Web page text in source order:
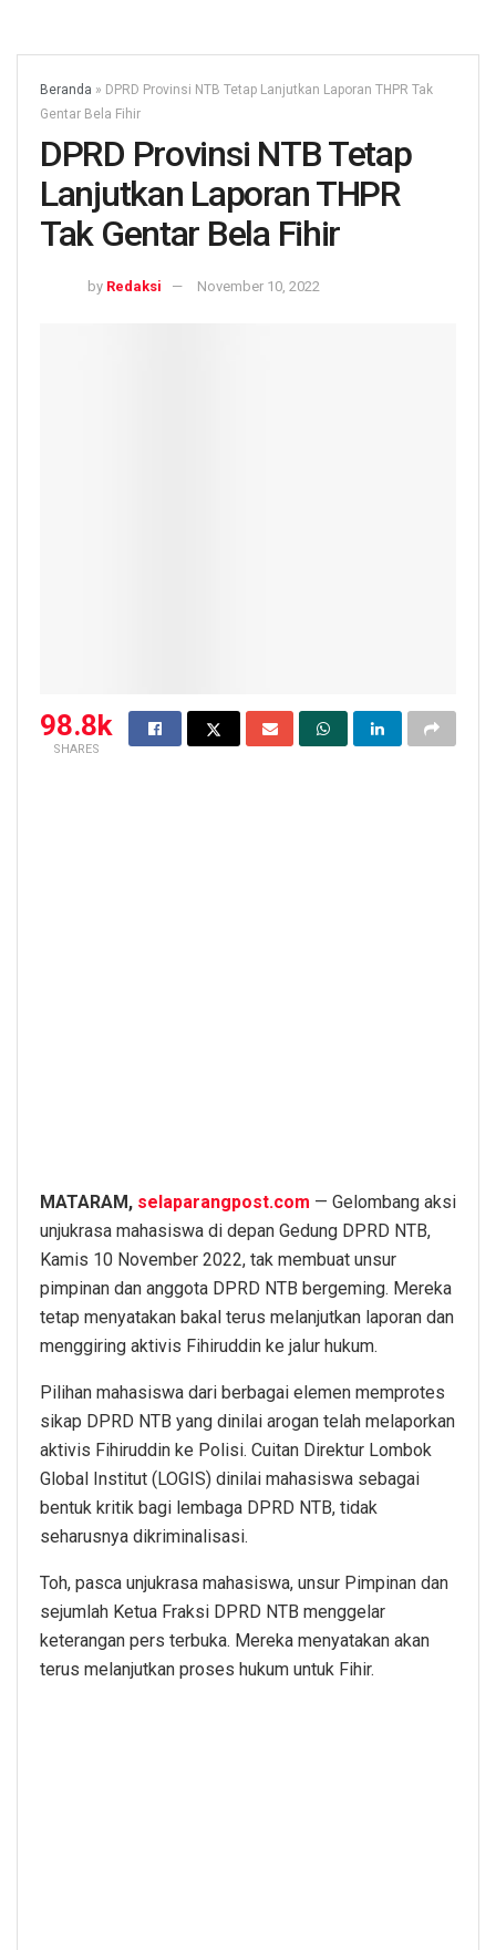
Beranda » DPRD Provinsi NTB Tetap Lanjutkan Laporan THPR Tak
Gentar Bela Fihir
DPRD Provinsi NTB Tetap
Lanjutkan Laporan THPR
Tak Gentar Bela Fihir
by Redaksi November 10, 2022
98.8k
SHARES
MATARAM, selaparangpost.com — Gelombang aksi
unjukrasa mahasiswa di depan Gedung DPRD NTB,
Kamis 10 November 2022, tak membuat unsur
pimpinan dan anggota DPRD NTB bergeming. Mereka
tetap menyatakan bakal terus melanjutkan laporan dan
menggiring aktivis Fihiruddin ke jalur hukum.
Pilihan mahasiswa dari berbagai elemen memprotes
sikap DPRD NTB yang dinilai arogan telah melaporkan
aktivis Fihiruddin ke Polisi. Cuitan Direktur Lombok
Global Institut (LOGIS) dinilai mahasiswa sebagai
bentuk kritik bagi lembaga DPRD NTB, tidak
seharusnya dikriminalisasi.
Toh, pasca unjukrasa mahasiswa, unsur Pimpinan dan
sejumlah Ketua Fraksi DPRD NTB menggelar
keterangan pers terbuka. Mereka menyatakan akan
terus melanjutkan proses hukum untuk Fihir.